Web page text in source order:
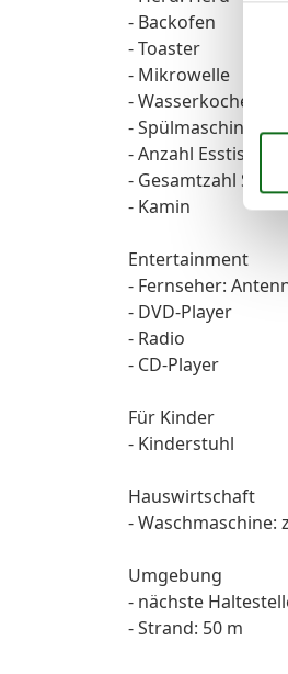
- Backofen
- Toaster
- Mikrowelle
- Wasserkocher
- Spülmaschine
- Anzahl Esstische:
- Gesamtzahl
- Kamin
Entertainment
- Fernseher:
- DVD-Player
- Radio
- CD-Player
Für Kinder
- Kinderstuhl
Hauswirtschaft
-
Umgebung
- nächste
- Strand: 50 m